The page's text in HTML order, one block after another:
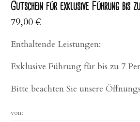
Gutschein für exklusive Führung bis
79,00€
Enthaltende Leistungen:
Exklusive Führung für bis zu 7
Bitte beachten Sie unsere
von: